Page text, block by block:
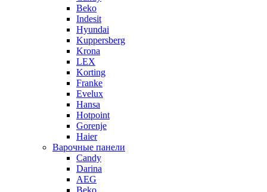
Beko
Indesit
Hyundai
Kuppersberg
Krona
LEX
Korting
Franke
Evelux
Hansa
Hotpoint
Gorenje
Haier
Варочные панели
Candy
Darina
AEG